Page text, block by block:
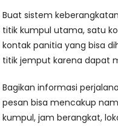
Buat sistem
titik kumpul utama, satu
kontak panitia yang bisa
titik jemput karena dapat
Bagikan informasi
pesan bisa mencakup
kumpul, jam berangkat,